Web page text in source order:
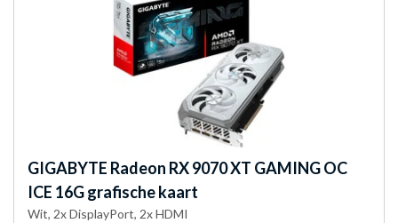
GIGABYTE Radeon RX 9070 XT GAMING OC
ICE 16G grafische kaart
Wit, 2x DisplayPort, 2x HDMI